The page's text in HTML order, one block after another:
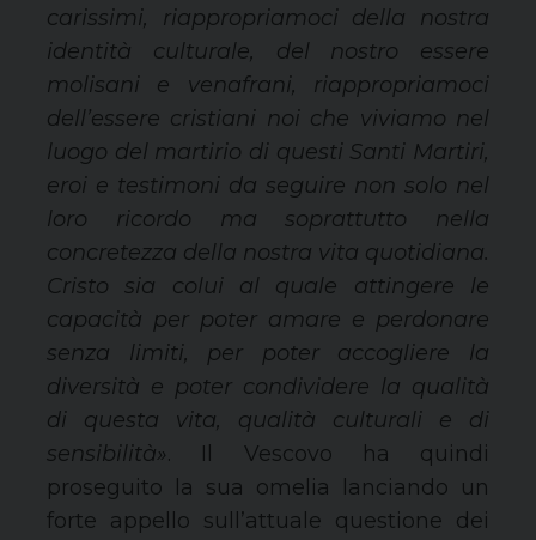
carissimi, riappropriamoci della nostra
identità culturale, del nostro essere
molisani e venafrani, riappropriamoci
dell’essere cristiani noi che viviamo nel
luogo del martirio di questi Santi Martiri,
eroi e testimoni da seguire non solo nel
loro ricordo ma soprattutto nella
concretezza della nostra vita quotidiana.
Cristo sia colui al quale attingere le
capacità per poter amare e perdonare
senza limiti, per poter accogliere la
diversità e poter condividere la qualità
di questa vita, qualità culturali e di
sensibilità». Il Vescovo ha quindi
proseguito la sua omelia lanciando un
forte appello sull’attuale questione dei